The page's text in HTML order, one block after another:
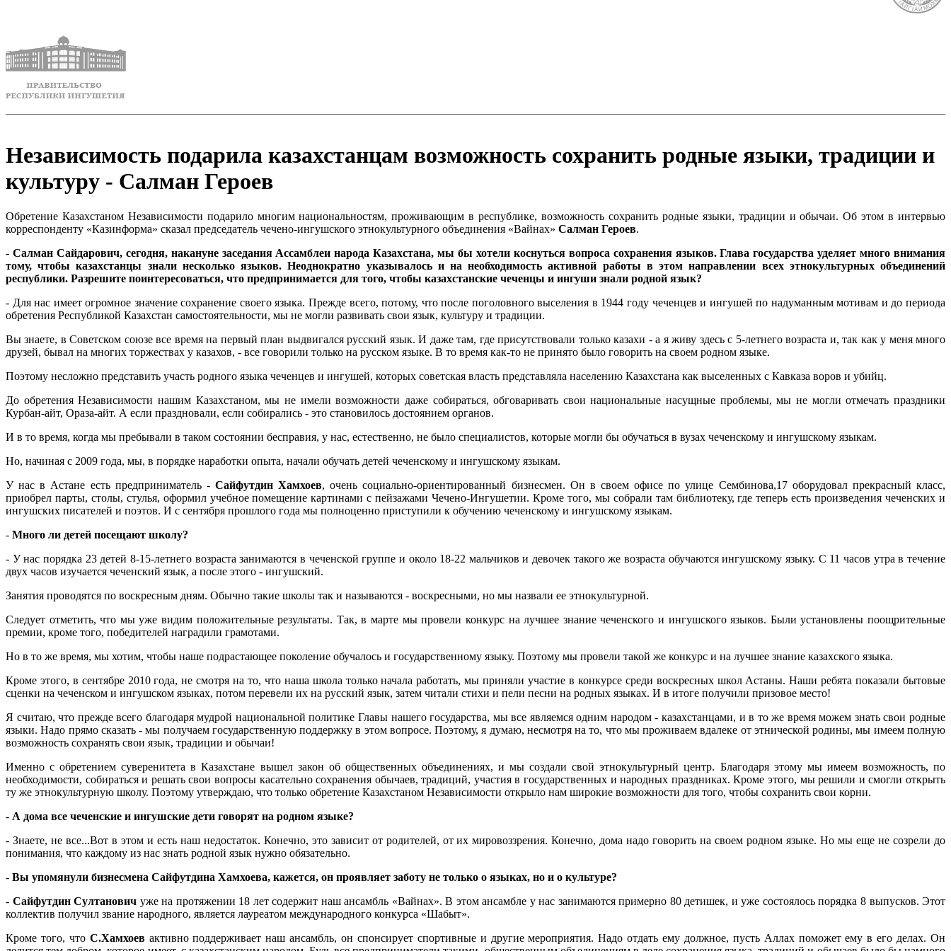
Независимость подарила казахстанцам возможность сохранить родные языки, традиции и
культуру - Салман Героев
Обретение Казахстаном Независимости подарило многим национальностям, проживающим в республике, возможность сохранить родные языки, традиции и обычаи. Об этом в интервью
корреспонденту «Казинформа» сказал председатель чечено-ингушского этнокультурного объединения «Вайнах» Салман Героев.
- Салман Сайдарович, сегодня, накануне заседания Ассамблеи народа Казахстана, мы бы хотели коснуться вопроса сохранения языков. Глава государства уделяет много внимания
тому, чтобы казахстанцы знали несколько языков. Неоднократно указывалось и на необходимость активной работы в этом направлении всех этнокультурных объединений
республики. Разрешите поинтересоваться, что предпринимается для того, чтобы казахстанские чеченцы и ингуши знали родной язык?
- Для нас имеет огромное значение сохранение своего языка. Прежде всего, потому, что после поголовного выселения в 1944 году чеченцев и ингушей по надуманным мотивам и до периода
обретения Республикой Казахстан самостоятельности, мы не могли развивать свои язык, культуру и традиции.
Вы знаете, в Советском союзе все время на первый план выдвигался русский язык. И даже там, где присутствовали только казахи - а я живу здесь с 5-летнего возраста и, так как у меня много
друзей, бывал на многих торжествах у казахов, - все говорили только на русском языке. В то время как-то не принято было говорить на своем родном языке.
Поэтому несложно представить участь родного языка чеченцев и ингушей, которых советская власть представляла населению Казахстана как выселенных с Кавказа воров и убийц.
До обретения Независимости нашим Казахстаном, мы не имели возможности даже собираться, обговаривать свои национальные насущные проблемы, мы не могли отмечать праздники
Курбан-айт, Ораза-айт. А если праздновали, если собирались - это становилось достоянием органов.
И в то время, когда мы пребывали в таком состоянии бесправия, у нас, естественно, не было специалистов, которые могли бы обучаться в вузах чеченскому и ингушскому языкам.
Но, начиная с 2009 года, мы, в порядке наработки опыта, начали обучать детей чеченскому и ингушскому языкам.
У нас в Астане есть предприниматель - Сайфутдин Хамхоев, очень социально-ориентированный бизнесмен. Он в своем офисе по улице Сембинова,17 оборудовал прекрасный класс,
приобрел парты, столы, стулья, оформил учебное помещение картинами с пейзажами Чечено-Ингушетии. Кроме того, мы собрали там библиотеку, где теперь есть произведения чеченских и
ингушских писателей и поэтов. И с сентября прошлого года мы полноценно приступили к обучению чеченскому и ингушскому языкам.
- Много ли детей посещают школу?
- У нас порядка 23 детей 8-15-летнего возраста занимаются в чеченской группе и около 18-22 мальчиков и девочек такого же возраста обучаются ингушскому языку. С 11 часов утра в течение
двух часов изучается чеченский язык, а после этого - ингушский.
Занятия проводятся по воскресным дням. Обычно такие школы так и называются - воскресными, но мы назвали ее этнокультурной.
Следует отметить, что мы уже видим положительные результаты. Так, в марте мы провели конкурс на лучшее знание чеченского и ингушского языков. Были установлены поощрительные
премии, кроме того, победителей наградили грамотами.
Но в то же время, мы хотим, чтобы наше подрастающее поколение обучалось и государственному языку. Поэтому мы провели такой же конкурс и на лучшее знание казахского языка.
Кроме этого, в сентябре 2010 года, не смотря на то, что наша школа только начала работать, мы приняли участие в конкурсе среди воскресных школ Астаны. Наши ребята показали бытовые
сценки на чеченском и ингушском языках, потом перевели их на русский язык, затем читали стихи и пели песни на родных языках. И в итоге получили призовое место!
Я считаю, что прежде всего благодаря мудрой национальной политике Главы нашего государства, мы все являемся одним народом - казахстанцами, и в то же время можем знать свои родные
языки. Надо прямо сказать - мы получаем государственную поддержку в этом вопросе. Поэтому, я думаю, несмотря на то, что мы проживаем вдалеке от этнической родины, мы имеем полную
возможность сохранять свои язык, традиции и обычаи!
Именно с обретением суверенитета в Казахстане вышел закон об общественных объединениях, и мы создали свой этнокультурный центр. Благодаря этому мы имеем возможность, по
необходимости, собираться и решать свои вопросы касательно сохранения обычаев, традиций, участия в государственных и народных праздниках. Кроме этого, мы решили и смогли открыть
ту же этнокультурную школу. Поэтому утверждаю, что только обретение Казахстаном Независимости открыло нам широкие возможности для того, чтобы сохранить свои корни.
- А дома все чеченские и ингушские дети говорят на родном языке?
- Знаете, не все...Вот в этом и есть наш недостаток. Конечно, это зависит от родителей, от их мировоззрения. Конечно, дома надо говорить на своем родном языке. Но мы еще не созрели до
понимания, что каждому из нас знать родной язык нужно обязательно.
- Вы упомянули бизнесмена Сайфутдина Хамхоева, кажется, он проявляет заботу не только о языках, но и о культуре?
- Сайфутдин Султанович уже на протяжении 18 лет содержит наш ансамбль «Вайнах». В этом ансамбле у нас занимаются примерно 80 детишек, и уже состоялось порядка 8 выпусков. Этот
коллектив получил звание народного, является лауреатом международного конкурса «Шабыт».
Кроме того, что С.Хамхоевактивно поддерживает наш ансамбль, он спонсирует спортивные и другие мероприятия. Надо отдать ему должное, пусть Аллах поможет ему в его делах. Он